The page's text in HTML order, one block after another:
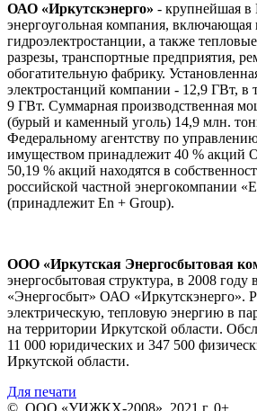
ОАО «Иркутскэнерго» - крупнейшая в
энергоугольная компания, включающая
гидроэлектростанции, а также
разрезы, транспортные предприятия,
обогатительную фабрику.
электростанций компании - 12,9 ГВт, в
9 ГВт. Суммарная производственная
(бурый и каменный уголь) 14,9 млн.
Федеральному агентству по
имуществом принадлежит 40 % акций
50,19 % акций находятся в
российской частной энергокомпании
(принадлежит En + Group).
ООО «Иркутская Энергосбытовая
энергосбытовая структура, в 2008
«Энергосбыт» ОАО «Иркутскэнерго».
электрическую, тепловую энергию в
на территории Иркутской области.
11 000 юридических и 347 500
Иркутской области.
Для печати